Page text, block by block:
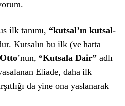
ilk tanımı, “kutsal’ın kutsal-
Kutsalın bu ilk (ve hatta
’nun, “Kutsala Dair” adlı
Eliade, daha ilk
da yine ona yaslanarak